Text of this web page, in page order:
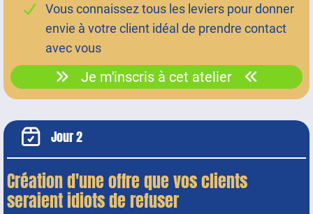
Vous connaissez tous les leviers pour donner
envie à votre client idéal de prendre contact
avec vous
Je m'inscris à cet atelier
Jour 2
Création d'une offre que vos clients
seraient idiots de refuser